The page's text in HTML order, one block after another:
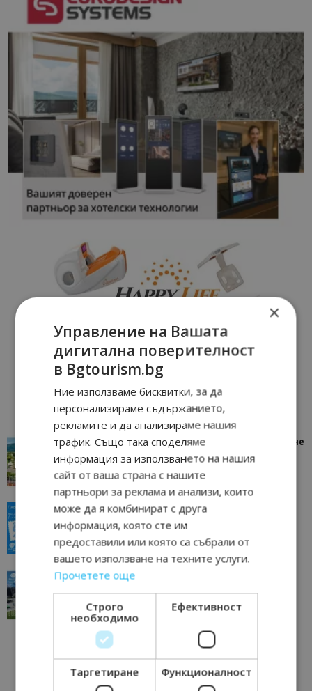
“Пощенска картичка от…”: Петрич – Изживяване
отвъд очакваното
Петрич 11/07/2026 11:22
“Пощенска картичка от…”: Пловдив, градът на
всички времена
Пловдив 23/06/2026 10:00
“Пощенска картичка от…”: Перник – град на
Перник 17/06/2026 09:01
×
Управление на Вашата
дигитална поверителност
в Bgtourism.bg
Ние използваме бисквитки, за да
персонализираме съдържанието,
рекламите и да анализираме нашия
трафик. Също така споделяме
информация за използването на нашия
сайт от ваша страна с нашите
партньори за реклама и анализи, които
може да я комбинират с друга
информация, която сте им
предоставили или която са събрали от
вашето използване на техните услуги.
Прочетете още
Строго
необходимо
Ефективност
Таргетиране Функционалност